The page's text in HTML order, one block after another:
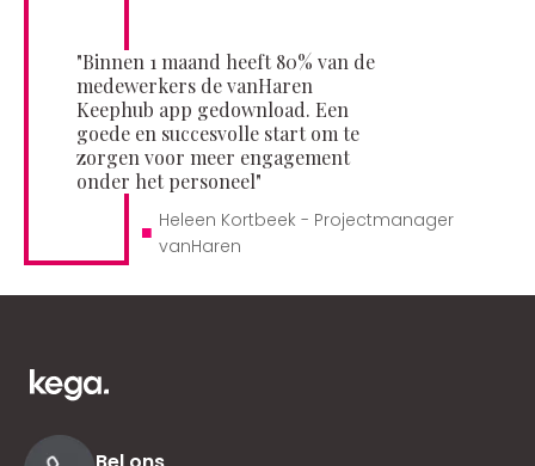
"Binnen 1 maand heeft 80% van de
medewerkers de vanHaren
Keephub app gedownload. Een
goede en succesvolle start om te
zorgen voor meer engagement
onder het personeel"
■ Heleen Kortbeek - Projectmanager
vanHaren